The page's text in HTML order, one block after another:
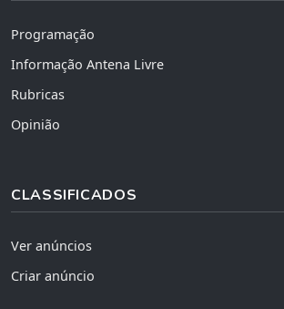
Programação
Informação Antena Livre
Rubricas
Opinião
CLASSIFICADOS
Ver anúncios
Criar anúncio